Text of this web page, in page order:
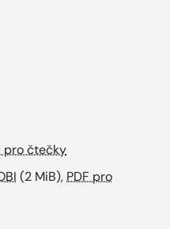
pro čtečky
(2 MiB),PDF pro